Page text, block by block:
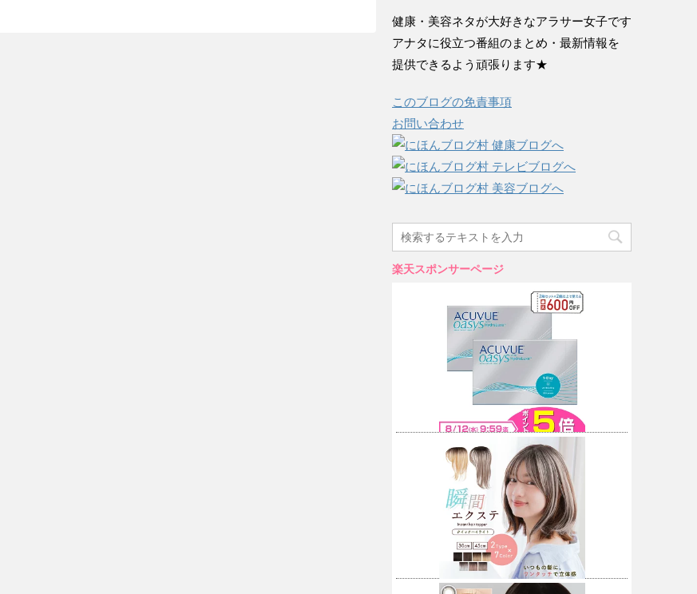
健康・美容ネタが大好きなアラサー女子です
アナタに役立つ番組のまとめ・最新情報を
提供できるよう頑張ります★
このブログの免責事項
お問い合わせ
楽天スポンサーページ